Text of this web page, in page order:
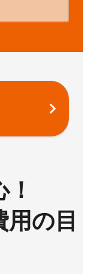
の目